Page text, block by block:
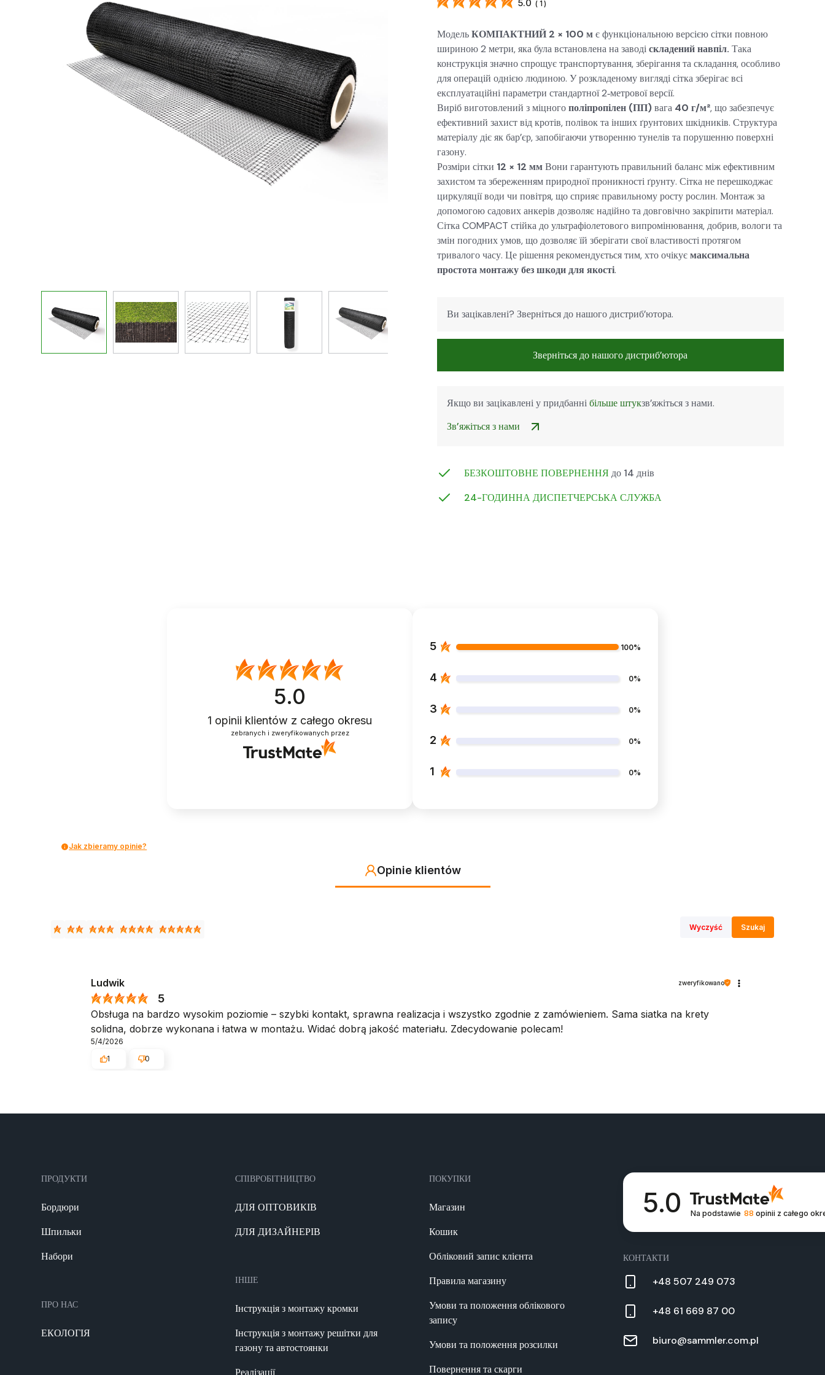
5.0 ( 1 )
МодельКОМПАКТНИЙ 2 × 100 мє функціональною версією сітки повною
шириною 2 метри, яка була встановлена на заводіскладений навпіл. Така
конструкція значно спрощує транспортування, зберігання та складання, особливо
для операцій однією людиною. У розкладеному вигляді сітка зберігає всі
експлуатаційні параметри стандартної 2‑метрової версії.
Виріб виготовлений з міцногополіпропілен (ПП)вага 40 г/м², що забезпечує
ефективний захист від кротів, полівок та інших ґрунтових шкідників. Структура
матеріалу діє як бар’єр, запобігаючи утворенню тунелів та порушенню поверхні
газону.
Розміри сітки 12 × 12 ммВони гарантують правильний баланс між ефективним
захистом та збереженням природної проникності ґрунту. Сітка не перешкоджає
циркуляції води чи повітря, що сприяє правильному росту рослин. Монтаж за
допомогою садових анкерів дозволяє надійно та довговічно закріпити матеріал.
Сітка COMPACT стійка до ультрафіолетового випромінювання, добрив, вологи та
змін погодних умов, що дозволяє їй зберігати свої властивості протягом
тривалого часу. Це рішення рекомендується тим, хто очікуємаксимальна
простота монтажу без шкоди для якості.
Ви зацікавлені? Зверніться до нашого дистриб’ютора.
Зверніться до нашого дистриб’ютора
Якщо ви зацікавлені у придбаннібільше штукзв’яжіться з нами.
Зв’яжіться з нами
БЕЗКОШТОВНЕ ПОВЕРНЕННЯ до 14 днів
24-ГОДИННА ДИСПЕТЧЕРСЬКА СЛУЖБА
5.0
1 opinii klientów z całego okresu
zebranych i zweryfikowanych przez
5 100%
4 0%
3 0%
2 0%
1 0%
Jak zbieramy opinie?
Opinie klientów
Wyczyść Szukaj
Ludwik zweryfikowano
5
Obsługa na bardzo wysokim poziomie – szybki kontakt, sprawna realizacja i wszystko zgodnie z zamówieniem. Sama siatka na krety
solidna, dobrze wykonana i łatwa w montażu. Widać dobrą jakość materiału. Zdecydowanie polecam!
5/4/2026
1
0
ПРОДУКТИ
Бордюри
Шпильки
Набори
ПРО НАС
ЕКОЛОГІЯ
СПІВРОБІТНИЦТВО
ДЛЯ ОПТОВИКІВ
ДЛЯ ДИЗАЙНЕРІВ
ІНШЕ
Інструкція з монтажу кромки
Інструкція з монтажу решітки для
газону та автостоянки
ПОКУПКИ
Магазин
Кошик
Обліковий запис клієнта
Правила магазину
Умови та положення облікового
запису
Умови та положення розсилки
Повернення та скарги
5.0 Na podstawie 88 opinii z całego
КОНТАКТИ
+48 507 249 073
+48 61 669 87 00
biuro@sammler.com.pl